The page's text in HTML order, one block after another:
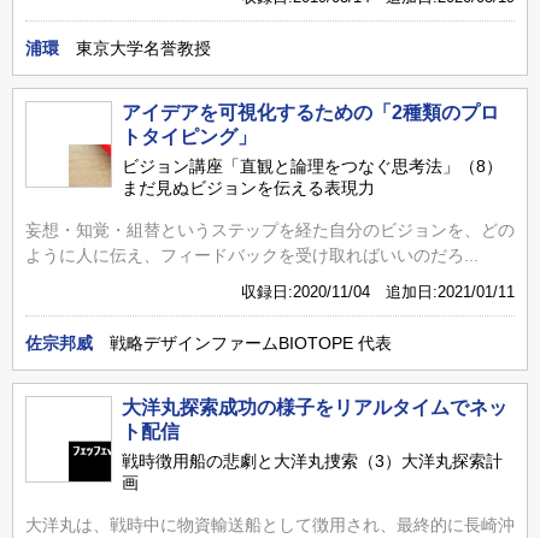
浦環 東京大学名誉教授
アイデアを可視化するための「2種類のプロ
トタイピング」
ビジョン講座「直観と論理をつなぐ思考法」（8）
まだ見ぬビジョンを伝える表現力
妄想・知覚・組替というステップを経た自分のビジョンを、どの
ように人に伝え、フィードバックを受け取ればいいのだろ...
収録日:2020/11/04 追加日:2021/01/11
佐宗邦威 戦略デザインファームBIOTOPE 代表
大洋丸探索成功の様子をリアルタイムでネッ
ト配信
戦時徴用船の悲劇と大洋丸捜索（3）大洋丸探索計
画
大洋丸は、戦時中に物資輸送船として徴用され、最終的に長崎沖